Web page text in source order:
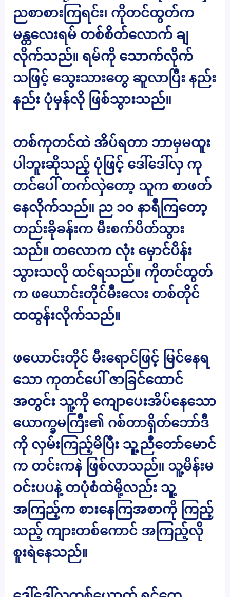
ညစာစားကြရင်း၊ ကိုတင်ထွတ်က
မန္တလေးရမ် တစ်စိတ်လောက် ချ
လိုက်သည်။ ရမ်ကို သောက်လိုက်
သဖြင့် သွေးသားတွေ ဆူလာပြီး နည်း
နည်း ပုံမှန်လို ဖြစ်သွားသည်။
တစ်ကုတင်ထဲ အိပ်ရတာ ဘာမှမထူး
ပါဘူးဆိုသည့် ပုံဖြင့် ဒေါ်ဒေါ်လှ ကု
တင်ပေါ် တက်လှဲတော့ သူက စာဖတ်
နေလိုက်သည်။ ည ၁၀ နာရီကြတော့
တည်းခိုခန်းက မီးစက်ပိတ်သွား
သည်။ တလောက လုံး မှောင်ပိန်း
သွားသလို ထင်ရသည်။ ကိုတင်ထွတ်
က ဖယောင်းတိုင်မီးလေး တစ်တိုင်
ထထွန်းလိုက်သည်။
ဖယောင်းတိုင် မီးရောင်ဖြင့် မြင်နေရ
သော ကုတင်ပေါ် ဇာခြင်ထောင်
အတွင်း သူ့ကို ကျောပေးအိပ်နေသော
ယောက္ခမကြီး၏ ဂစ်တာရှိတ်ဘော်ဒီ
ကို လှမ်းကြည့်မိပြီး သူ့ညီတော်မောင်
က တင်းကနဲ ဖြစ်လာသည်။ သူ့မိန်းမ
ဝင်းပပနဲ့ တပုံစံထဲမို့လည်း သူ့
အကြည့်က စားနေကြအစာကို ကြည့်
သည့် ကျားတစ်ကောင် အကြည့်လို
စူးရဲနေသည်။